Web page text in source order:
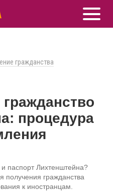
гражданства
процедура
и паспорт Лихтенштейна?
получения гражданства
к иностранцам.